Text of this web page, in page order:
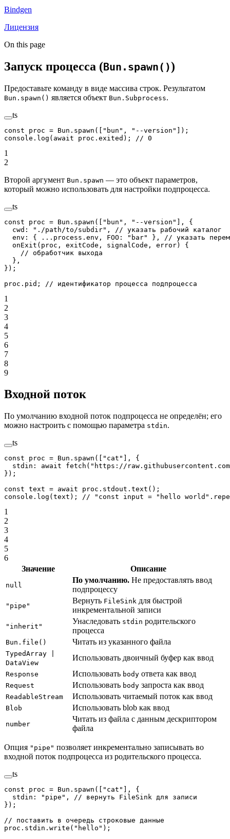
Bindgen
Лицензия
On this page
Запуск процесса (Bun.spawn())
Предоставьте команду в виде массива строк. Результатом
Bun.spawn() является объект Bun.Subprocess.
ts
const proc = Bun. spawn ([ "bun" , "--version" ]);
console. log ( await proc.exited); // 0
1
2
Второй аргумент Bun.spawn — это объект параметров,
который можно использовать для настройки подпроцесса.
ts
const proc = Bun. spawn ([ "bun" , "--version" ], {
  cwd:
"./path/to/subdir" ,
// указать рабочий каталог
  env: {
... process.env, FOO: "bar" },
// указать
  onExit
( proc , exitCode , signalCode , error) {
    // обработчик выхода
  },
});
proc.pid;
// идентификатор процесса подпроцесса
1
2
3
4
5
6
7
8
9
Входной поток
По умолчанию входной поток подпроцесса не определён; его
можно настроить с помощью параметра stdin.
ts
const proc = Bun. spawn ([ "cat"
], {
  stdin:
await fetch ( "https://
});
const text = await proc.stdout. text ();
console. log (text); // "const input = "hello
1
2
3
4
5
6
Значение
Описание
null
По умолчанию. Не предоставлять ввод
подпроцессу
"pipe"
Вернуть FileSink для быстрой
инкрементальной записи
"inherit"
Унаследовать stdin родительского
процесса
Bun.file() Читать из указанного файла
TypedArray |
DataView
Использовать двоичный буфер как ввод
Response Использовать body ответа как ввод
Request Использовать body запроста как ввод
ReadableStream Использовать читаемый поток как ввод
Blob Использовать blob как ввод
number
Читать из файла с данным дескриптором
файла
Опция "pipe" позволяет инкрементально записывать во
входной поток подпроцесса из родительского процесса.
ts
const proc = Bun. spawn ([ "cat"
], {
  stdin:
"pipe" , // вернуть FileSink для записи
});
// поставить в очередь строковые данные
proc.stdin. write ( "hello" );